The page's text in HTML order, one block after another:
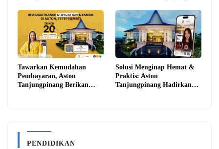
Hemat
Mendunia
Tawarkan Kemudahan
Pembayaran, Aston
Tanjungpinang Berikan
Solusi Menginap Hemat &
Praktis: Aston
Tanjungpinang Hadirkan
PENDIDIKAN